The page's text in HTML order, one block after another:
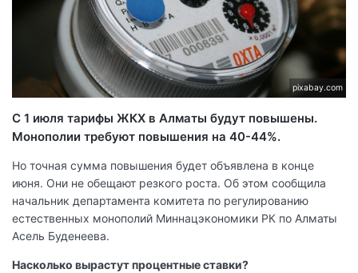
pixabay.com
С 1 июля тарифы ЖКХ в Алматы будут повышены.
Монополии требуют повышения на 40-44%.
Но точная сумма повышения будет объявлена ​​в конце
июня. Они не обещают резкого роста. Об этом сообщила
начальник департамента комитета по регулированию
естественных монополий Миннацэкономики РК по Алматы
Асель Буденеева.
Насколько вырастут процентные ставки?